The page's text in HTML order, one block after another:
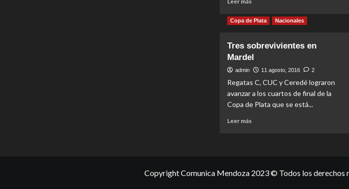
about
Plata:
Godoy
Cruz
brilló
en
San
Copa de Plata Nacionales
Tres sobrevivientes en
Mardel
admin 11 agosto, 2016 2
Regatas C, CUC y Ceredé lograron
avanzar a los cuartos de final de la
Copa de Plata que se está...
Leer másRead
Mardel
Copyright Comunica Mendoza 2023 © Todos los derechos